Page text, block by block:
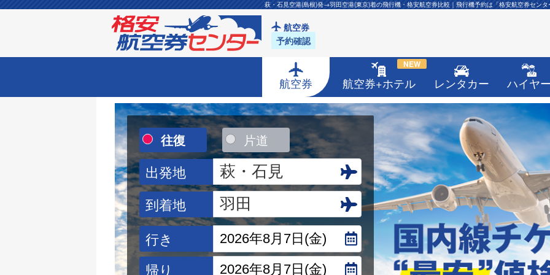
萩・石見空港(島根)発→羽田空港(東京)着の飛行機・格安航空券比較｜飛行機予約は「格安航空券センタ
航空券
予約確認
航空券 航空券+ホテル
NEW
レンタカー ハイヤ
往復 片道
出発地
到着地
行き
帰り